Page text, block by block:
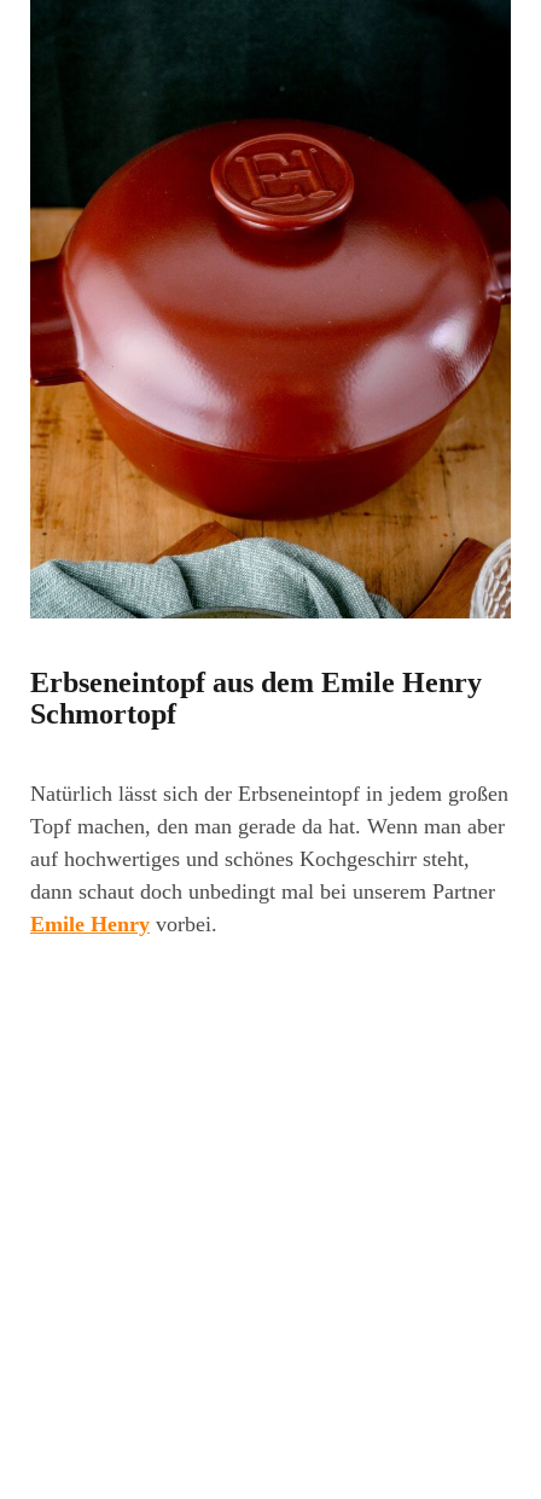
Erbseneintopf aus dem Emile Henry
Schmortopf
Natürlich lässt sich der Erbseneintopf in jedem großen
Topf machen, den man gerade da hat. Wenn man aber
auf hochwertiges und schönes Kochgeschirr steht,
dann schaut doch unbedingt mal bei unserem Partner
Emile Henry vorbei.